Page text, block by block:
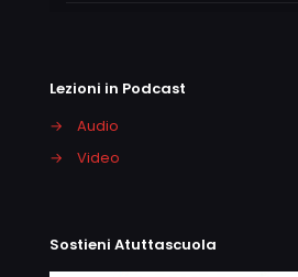
Lezioni in Podcast
→
Audio
→
Video
Sostieni Atuttascuola